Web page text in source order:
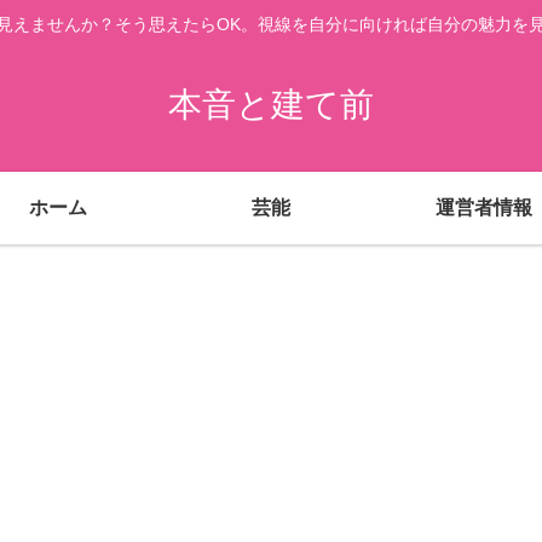
えませんか？そう思えたらOK。視線を自分に向ければ自分の魅力を
本音と建て前
ホーム 芸能 運営者情報